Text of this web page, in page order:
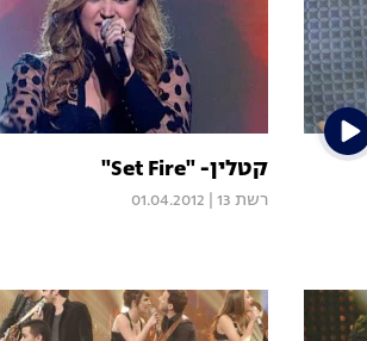
קטלין- "Set Fire"
רשת 13 01.04.2012